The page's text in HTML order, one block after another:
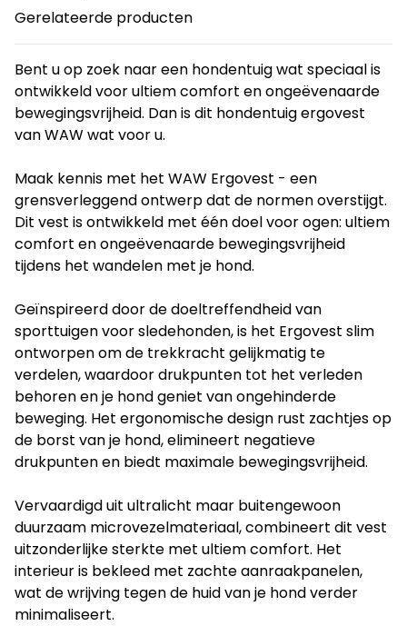
Gerelateerde producten
Bent u op zoek naar een hondentuig wat speciaal is
ontwikkeld voor ultiem comfort en ongeëvenaarde
bewegingsvrijheid. Dan is dit hondentuig ergovest
van WAW wat voor u.
Maak kennis met het WAW Ergovest - een
grensverleggend ontwerp dat de normen overstijgt.
Dit vest is ontwikkeld met één doel voor ogen: ultiem
comfort en ongeëvenaarde bewegingsvrijheid
tijdens het wandelen met je hond.
Geïnspireerd door de doeltreffendheid van
sporttuigen voor sledehonden, is het Ergovest slim
ontworpen om de trekkracht gelijkmatig te
verdelen, waardoor drukpunten tot het verleden
behoren en je hond geniet van ongehinderde
beweging. Het ergonomische design rust zachtjes op
de borst van je hond, elimineert negatieve
drukpunten en biedt maximale bewegingsvrijheid.
Vervaardigd uit ultralicht maar buitengewoon
duurzaam microvezelmateriaal, combineert dit vest
uitzonderlijke sterkte met ultiem comfort. Het
interieur is bekleed met zachte aanraakpanelen,
wat de wrijving tegen de huid van je hond verder
minimaliseert.